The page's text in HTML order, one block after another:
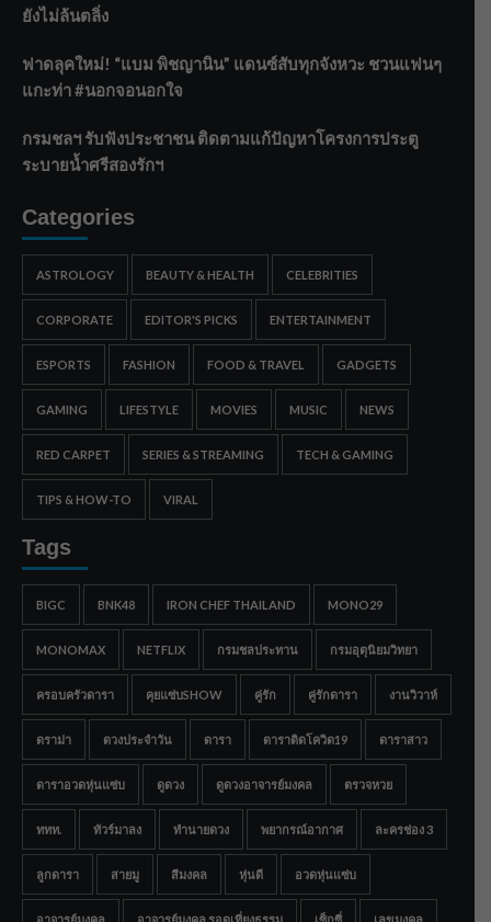
ยังไม่ล้นตลิ่ง
ฟาดลุคใหม่! “แบม พิชญานิน” แดนซ์สับทุกจังหวะ ชวนแฟนๆ
แกะท่า #นอกจอนอกใจ
กรมชลฯ รับฟังประชาชน ติดตามแก้ปัญหาโครงการประตู
ระบายน้ำศรีสองรักฯ
Categories
ASTROLOGY BEAUTY & HEALTH CELEBRITIES
CORPORATE EDITOR'S PICKS ENTERTAINMENT
ESPORTS FASHION FOOD & TRAVEL GADGETS
GAMING LIFESTYLE MOVIES MUSIC NEWS
RED CARPET SERIES & STREAMING TECH & GAMING
TIPS & HOW-TO VIRAL
Tags
BIGC BNK48 IRON CHEF THAILAND MONO29
MONOMAX NETFLIX กรมชลประทาน กรมอุตุนิยมวิทยา
ครอบครัวดารา คุยแซ่บSHOW คู่รัก คู่รักดารา งานวิวาห์
ดราม่า ดวงประจำวัน ดารา ดาราติดโควิด19 ดาราสาว
ดาราอวดหุ่นแซ่บ ดูดวง ดูดวงอาจารย์มงคล ตรวจหวย
ททท. ทัวร์มาลง ทำนายดวง พยากรณ์อากาศ ละครช่อง 3
ลูกดารา สายมู สีมงคล หุ่นดี อวดหุ่นแซ่บ